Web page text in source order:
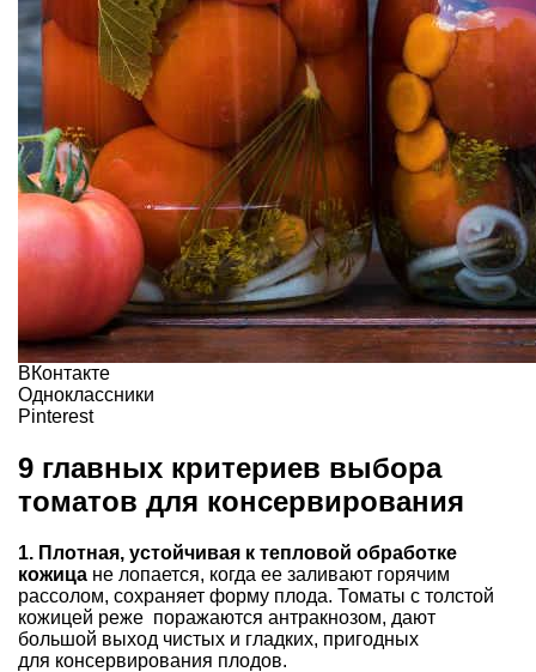
ВКонтакте
Одноклассники
Pinterest
9 главных критериев выбора
томатов для консервирования
1. Плотная, устойчивая к тепловой обработке
кожица не лопается, когда ее заливают горячим
рассолом, сохраняет форму плода. Томаты с толстой
кожицей реже поражаются антракнозом, дают
большой выход чистых и гладких, пригодных
для консервирования плодов.